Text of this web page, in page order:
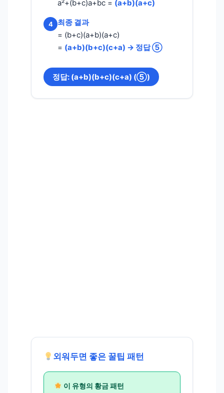
a²+(b+c)a+bc = (a+b)(a+c)
4
최종 결과
= (b+c)(a+b)(a+c)
= (a+b)(b+c)(c+a) → 정답 ⑤
정답: (a+b)(b+c)(c+a) (⑤)
외워두면 좋은 꿀팁 패턴
이 유형의 황금 패턴